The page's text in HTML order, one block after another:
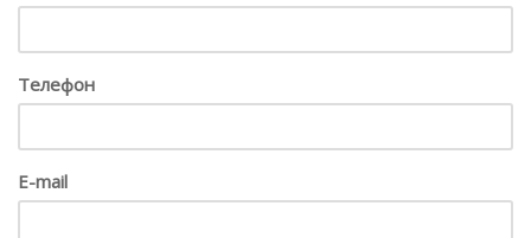
Телефон
E-mail